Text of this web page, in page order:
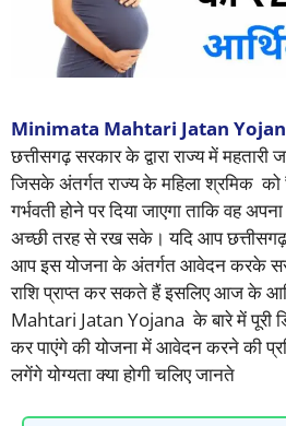
Minimata Mahtari Jatan
छत्तीसगढ़ सरकार के द्वारा राज्य में
जिसके अंतर्गत राज्य के महिला श्रमिक
गर्भवती होने पर दिया जाएगा ताकि वह
अच्छी तरह से रख सके। यदि आप
आप इस योजना के अंतर्गत आवेदन करके
राशि प्राप्त कर सकते हैं इसलिए आज के
Mahtari Jatan Yojana के बारे में पूरी
कर पाएंगे की योजना में आवेदन करने की
लगेंगे योग्यता क्या होगी चलिए जानते